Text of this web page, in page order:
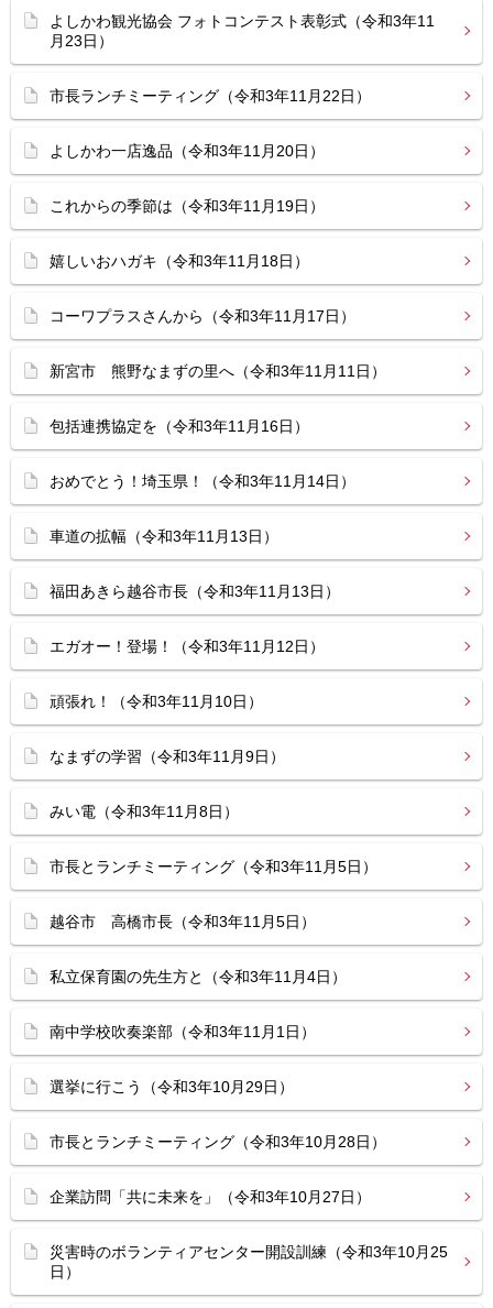
よしかわ観光協会 フォトコンテスト表彰式（令和3年11
月23日）
市長ランチミーティング（令和3年11月22日）
よしかわ一店逸品（令和3年11月20日）
これからの季節は（令和3年11月19日）
嬉しいおハガキ（令和3年11月18日）
コーワプラスさんから（令和3年11月17日）
新宮市 熊野なまずの里へ（令和3年11月11日）
包括連携協定を（令和3年11月16日）
おめでとう！埼玉県！（令和3年11月14日）
車道の拡幅（令和3年11月13日）
福田あきら越谷市長（令和3年11月13日）
エガオー！登場！（令和3年11月12日）
頑張れ！（令和3年11月10日）
なまずの学習（令和3年11月9日）
みい電（令和3年11月8日）
市長とランチミーティング（令和3年11月5日）
越谷市 高橋市長（令和3年11月5日）
私立保育園の先生方と（令和3年11月4日）
南中学校吹奏楽部（令和3年11月1日）
選挙に行こう（令和3年10月29日）
市長とランチミーティング（令和3年10月28日）
企業訪問「共に未来を」（令和3年10月27日）
災害時のボランティアセンター開設訓練（令和3年10月25
日）